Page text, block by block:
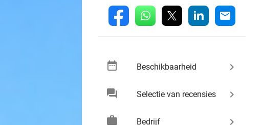
fb whatsapp linkedin mail
date_range Beschikbaarheid keyboard_arrow_right
chat Selectie van recensies keyboard_arrow_right
work Bedrijf keyboard_arrow_right